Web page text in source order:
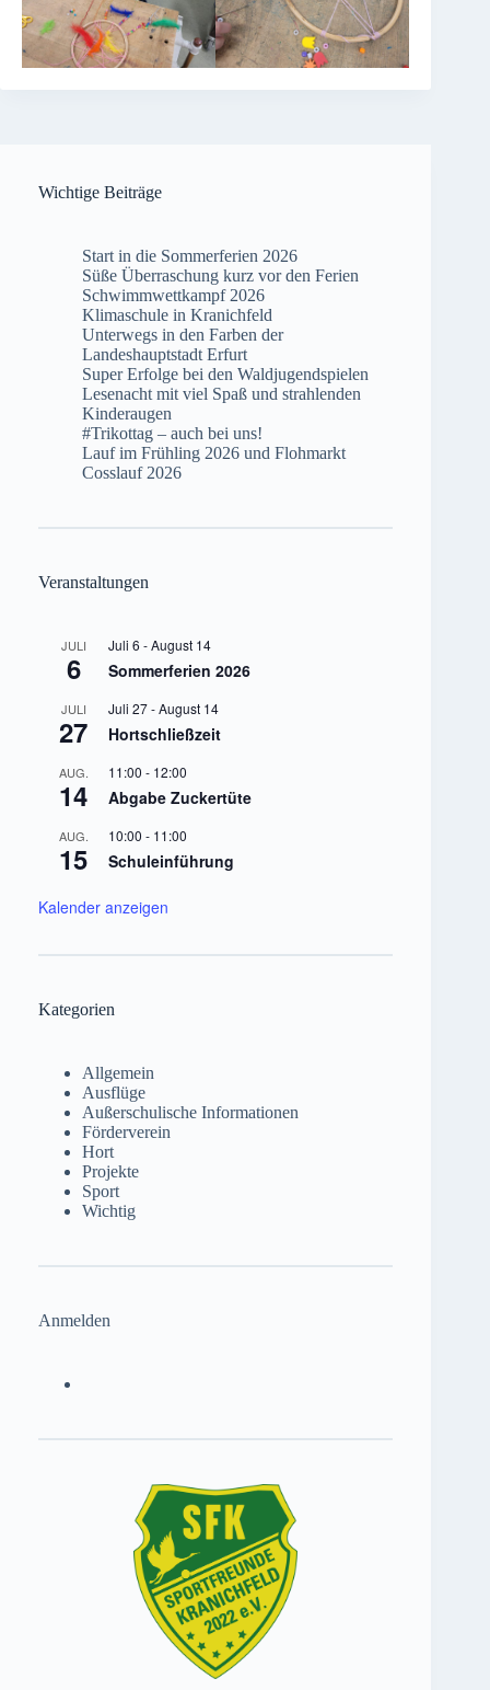
Wichtige Beiträge
Start in die Sommerferien 2026
Süße Überraschung kurz vor den Ferien
Schwimmwettkampf 2026
Klimaschule in Kranichfeld
Unterwegs in den Farben der
Landeshauptstadt Erfurt
Super Erfolge bei den Waldjugendspielen
Lesenacht mit viel Spaß und strahlenden
Kinderaugen
#Trikottag – auch bei uns!
Lauf im Frühling 2026 und Flohmarkt
Cosslauf 2026
Veranstaltungen
JULI
6
Juli 6 -August 14
Sommerferien 2026
JULI
27
Juli 27-August 14
Hortschließzeit
AUG.
14
11:00 - 12:00
Abgabe Zuckertüte
AUG.
15
10:00 - 11:00
Schuleinführung
Kalender anzeigen
Kategorien
Allgemein
Ausflüge
Außerschulische Informationen
Förderverein
Hort
Projekte
Sport
Wichtig
Anmelden